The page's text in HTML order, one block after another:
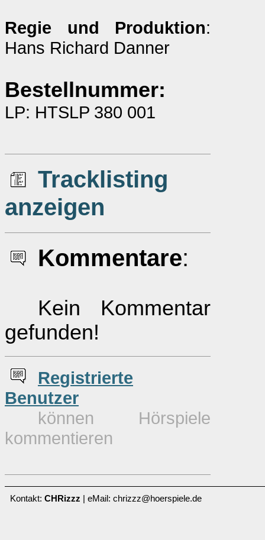
Regie und Produktion:
Hans Richard Danner
Bestellnummer:
LP: HTSLP 380 001
Tracklisting
anzeigen
Kommentare:
Kein Kommentar
gefunden!
Registrierte
Benutzer
können Hörspiele
kommentieren
Kontakt: CHRizzz | eMail: chrizzz@hoerspiele.de